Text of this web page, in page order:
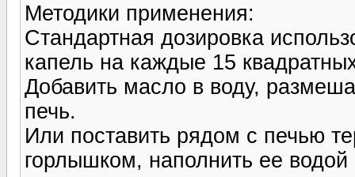
Методики применения:
Стандартная дозировка
капель на каждые 15
Добавить масло в воду,
печь.
Или поставить рядом с печью
горлышком, наполнить ее